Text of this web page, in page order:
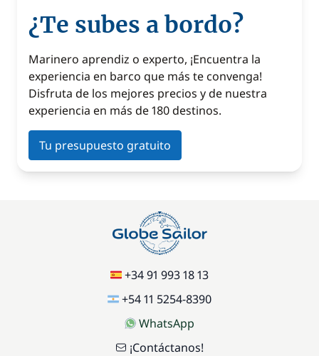
¿Te subes a bordo?
Marinero aprendiz o experto, ¡Encuentra la
experiencia en barco que más te convenga!
Disfruta de los mejores precios y de nuestra
experiencia en más de 180 destinos.
Tu presupuesto gratuito
+34 91 993 18 13
+54 11 5254-8390
WhatsApp
¡Contáctanos!